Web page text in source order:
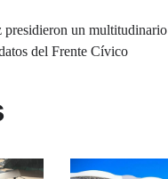
presidieron un multitudinario
del Frente Cívico